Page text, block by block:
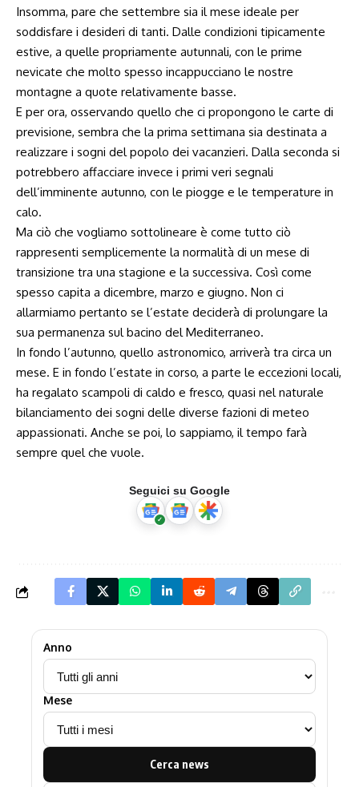
Insomma, pare che settembre sia il mese ideale per
soddisfare i desideri di tanti. Dalle condizioni tipicamente
estive, a quelle propriamente autunnali, con le prime
nevicate che molto spesso incappucciano le nostre
montagne a quote relativamente basse.
E per ora, osservando quello che ci propongono le carte di
previsione, sembra che la prima settimana sia destinata a
realizzare i sogni del popolo dei vacanzieri. Dalla seconda si
potrebbero affacciare invece i primi veri segnali
dell’imminente autunno, con le piogge e le temperature in
calo.
Ma ciò che vogliamo sottolineare è come tutto ciò
rappresenti semplicemente la normalità di un mese di
transizione tra una stagione e la successiva. Così come
spesso capita a dicembre, marzo e giugno. Non ci
allarmiamo pertanto se l’estate deciderà di prolungare la
sua permanenza sul bacino del Mediterraneo.
In fondo l’autunno, quello astronomico, arriverà tra circa un
mese. E in fondo l’estate in corso, a parte le eccezioni locali,
ha regalato scampoli di caldo e fresco, quasi nel naturale
bilanciamento dei sogni delle diverse fazioni di meteo
appassionati. Anche se poi, lo sappiamo, il tempo farà
sempre quel che vuole.
Seguici su Google
Anno
Mese
Cerca news